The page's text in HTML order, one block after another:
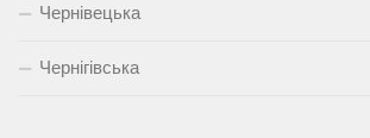
Чернівецька
Чернігівська